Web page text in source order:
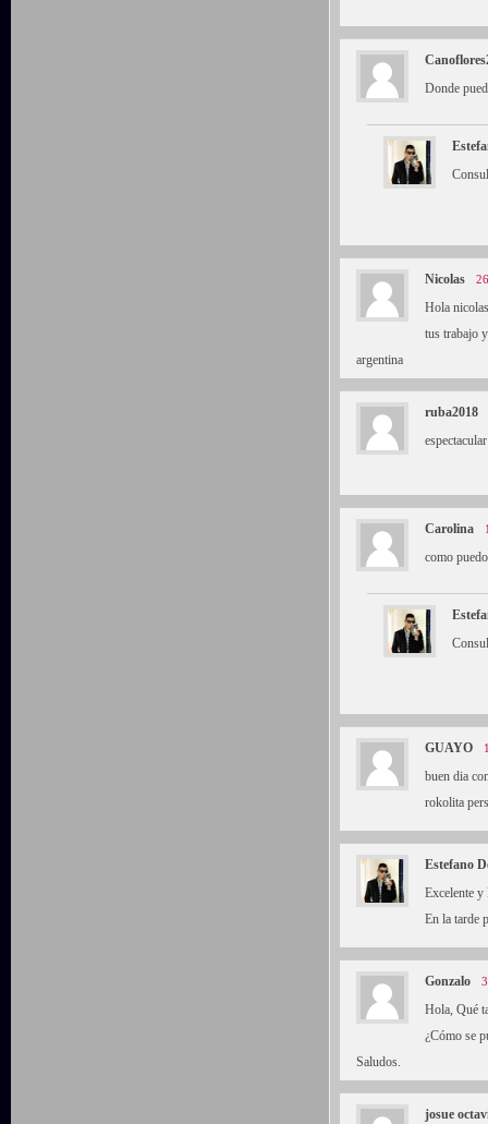
Donde
Nicolas
Hola
tus trabajo
argentina
ruba2018
Carolina
como
GUAYO
buen dia
rokolita
Estefano
Excelente
En la tarde
Gonzalo
Hola, Qué
¿Cómo se
Saludos.
josue